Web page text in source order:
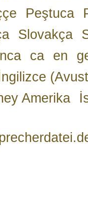
Peştuca
Slovakça
ca en
Amerika